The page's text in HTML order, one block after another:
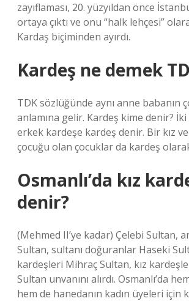
zayıflaması, 20. yüzyıldan önce
ortaya çıktı ve onu “halk lehçesi”
Kardaş biçiminden ayırdı.
Kardeş ne demek
TDK sözlüğünde aynı anne babanın
anlamına gelir. Kardeş kime denir? İki
erkek kardeşe kardeş denir. Bir kız
çocuğu olan çocuklar da kardeş
Osmanlı’da kız
denir?
(Mehmed II’ye kadar) Çelebi Sultan,
Sultan, sultanı doğuranlar Haseki
kardeşleri Mihraç Sultan, kız
Sultan unvanını alırdı. Osmanlı’da
hem de hanedanın kadın üyeleri için